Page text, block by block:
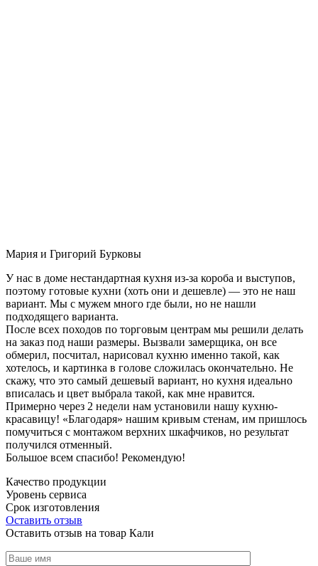
Мария и Григорий Бурковы
У нас в доме нестандартная кухня из-за короба и выступов,
поэтому готовые кухни (хоть они и дешевле) — это не наш
вариант. Мы с мужем много где были, но не нашли
подходящего варианта.
После всех походов по торговым центрам мы решили делать
на заказ под наши размеры. Вызвали замерщика, он все
обмерил, посчитал, нарисовал кухню именно такой, как
хотелось, и картинка в голове сложилась окончательно. Не
скажу, что это самый дешевый вариант, но кухня идеально
вписалась и цвет выбрала такой, как мне нравится.
Примерно через 2 недели нам установили нашу кухню-
красавицу! «Благодаря» нашим кривым стенам, им пришлось
помучиться с монтажом верхних шкафчиков, но результат
получился отменный.
Большое всем спасибо! Рекомендую!
Качество продукции
Уровень сервиса
Срок изготовления
Оставить отзыв
Оставить отзыв на товар Кали